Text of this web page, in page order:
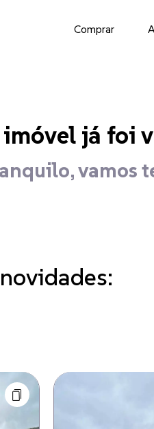
Comprar
imóvel já foi
vamos